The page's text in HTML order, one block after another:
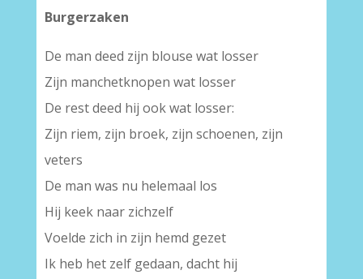
Burgerzaken
De man deed zijn blouse wat losser
Zijn manchetknopen wat losser
De rest deed hij ook wat losser:
Zijn riem, zijn broek, zijn schoenen, zijn
veters
De man was nu helemaal los
Hij keek naar zichzelf
Voelde zich in zijn hemd gezet
Ik heb het zelf gedaan, dacht hij